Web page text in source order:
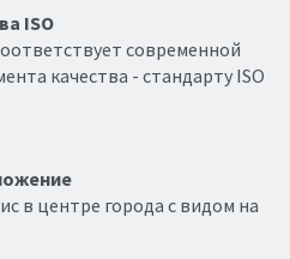
ISO
современной
качества - стандарту ISO
в центре города с видом на